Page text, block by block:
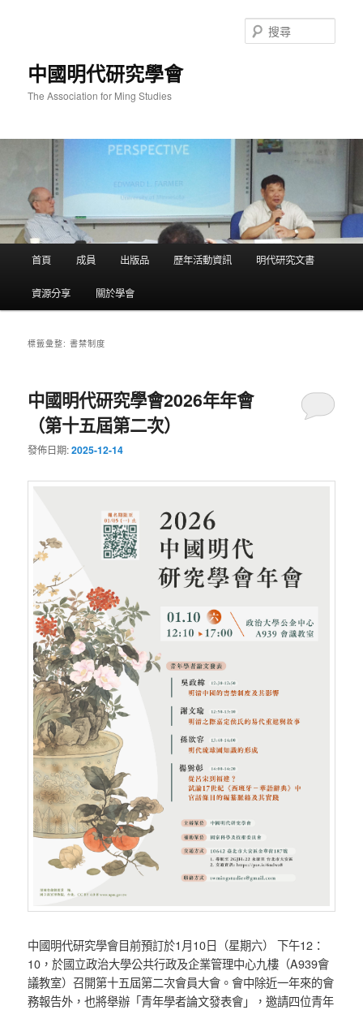
中國明代研究學會
The Association for Ming Studies
尋
首頁 成員 出版品 歷年活動資訊 明代研究文書
資源分享 關於學會
標籤彙整:書禁制度
中國明代研究學會2026年年會
（第十五屆第二次）
發佈日期:2025-12-14
中國明代研究學會目前預訂於1月10日（星期六） 下午12：
10，於國立政治大學公共行政及企業管理中心九樓（A939會
議教室）召開第十五屆第二次會員大會。會中除近一年來的會
務報告外，也將舉辦「青年學者論文發表會」，邀請四位青年